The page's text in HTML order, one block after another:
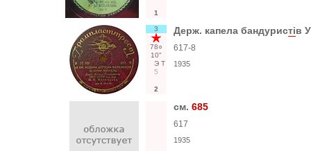
1
3
78○
10"
Э Т
5
2
Держ. капела бандуристiв
617-8
1935
см. 685
617
1935